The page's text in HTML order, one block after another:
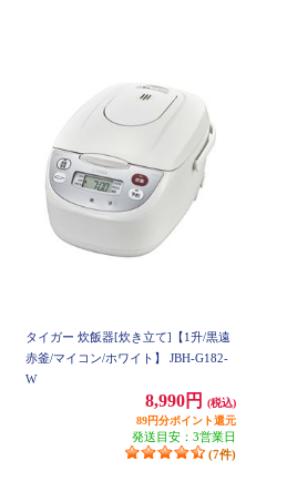
タイガー 炊飯器[炊き立て]【1升/黒遠
赤釜/マイコン/ホワイト】 JBH-G182-
W
8,990円
(税込)
89円分ポイント還元
発送目安：3営業日
(7件)